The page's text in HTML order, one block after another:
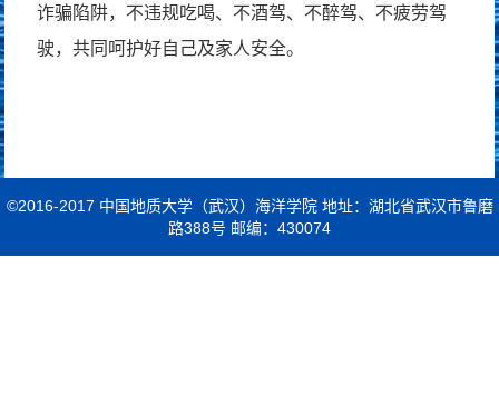
诈骗陷阱，不违规吃喝、不酒驾、不醉驾、不疲劳驾
驶，共同呵护好自己及家人安全。
©2016-2017 中国地质大学（武汉）海洋学院 地址：湖北省武汉市鲁磨
路388号 邮编：430074